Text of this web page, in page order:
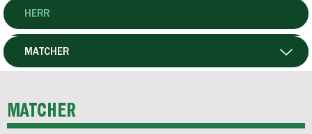
HERR
DAM
P19
MATCHER
MATCHER